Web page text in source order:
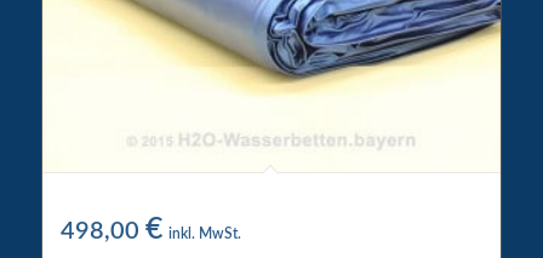
498,00 € inkl. MwSt.